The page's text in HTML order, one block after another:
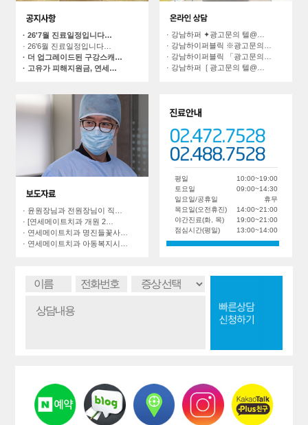
· 26'7월 진료일정입니다…
· 26'6월 진료일정입니다…
· 더 업그레이드된 구강스캐…
· 고유가 피해지원금, 연세…
· 강남하퍼 ✦광고문의 텔@…
· 강남하이퍼블릭 ※광고문의…
· 강남하이퍼블릭 「광고문의…
· 강남하퍼 ❲광고문의 텔@…
· 윤원장님과 전원장님이 직…
· [연세메이트치과 개원 2…
· 연세메이트치과 명진들꽃사…
· 연세메이트치과 아동복지시…
평일
토요일
일요일/공휴일
목요일(오전휴진)
야간진료(화, 목)
점심시간(평일)
10:00~19:00
09:00~14:30
휴무
14:00~21:00
19:00~21:00
13:00~14:00